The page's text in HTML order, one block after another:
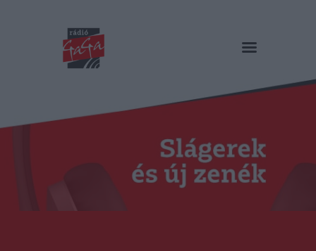
RÁDIÓ GAGA
Műsorok
Duma Duba
Podcast és videók
Stáb